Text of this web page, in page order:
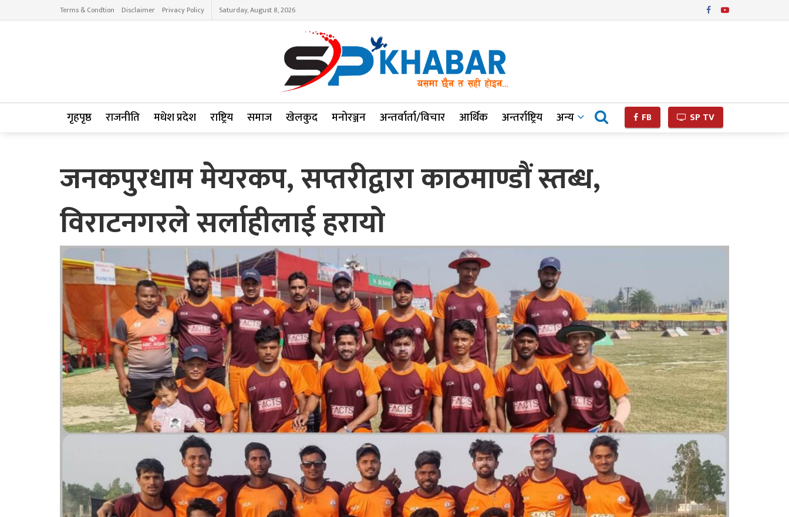
Terms & Condtion Disclaimer Privacy Policy Saturday, August 8, 2026
गृहपृष्ठ राजनीति मधेश प्रदेश राष्ट्रिय समाज खेलकुद मनोरञ्जन अन्तर्वार्ता/विचार आर्थिक अन्तर्राष्ट्रिय अन्य FB SP TV
जनकपुरधाम मेयरकप, सप्तरीद्वारा काठमाण्डौं स्तब्ध,
विराटनगरले सर्लाहीलाई हरायो